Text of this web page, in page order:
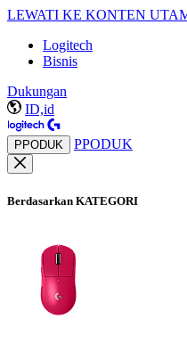
LEWATI KE KONTEN
Logitech
Bisnis
Dukungan
ID,id
PPODUK PPODUK
Berdasarkan KATEGORI